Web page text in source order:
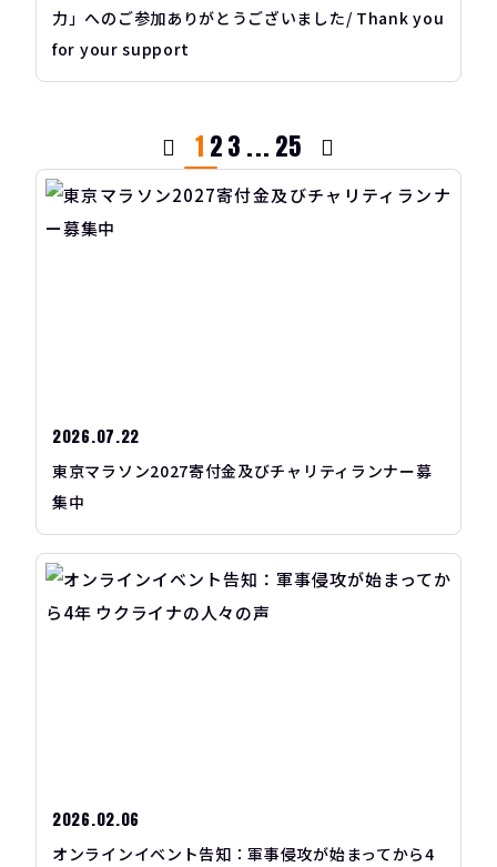
力」へのご参加ありがとうございました/ Thank you
for your support
1 23 ... 25
2026.07.22
東京マラソン2027寄付金及びチャリティランナー募
集中
2026.02.06
オンラインイベント告知：軍事侵攻が始まってから4